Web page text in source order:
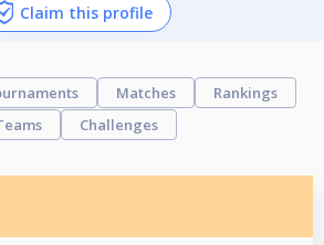
Claim this profile
Matches
Rankings
Challenges